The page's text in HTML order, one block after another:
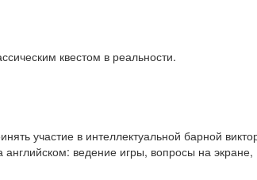
квестом в реальности.
участие в интеллектуальной барной
английском: ведение игры, вопросы на